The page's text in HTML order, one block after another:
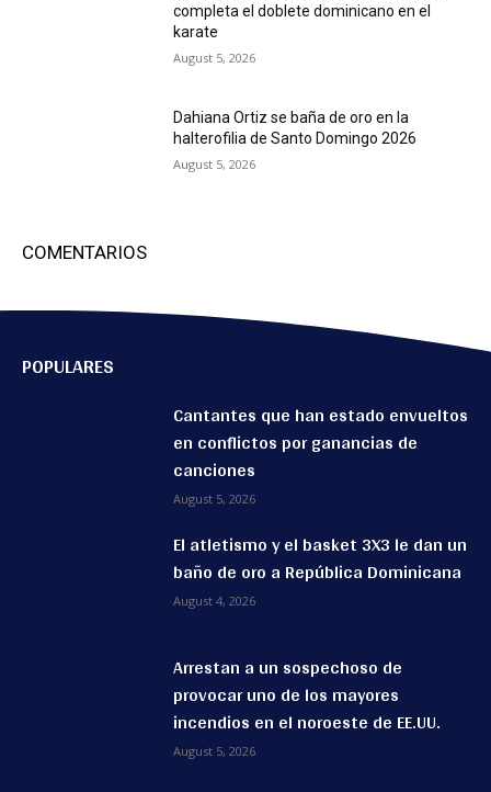
completa el doblete dominicano en el
karate
August 5, 2026
Dahiana Ortiz se baña de oro en la
halterofilia de Santo Domingo 2026
August 5, 2026
COMENTARIOS
POPULARES
Cantantes que han estado envueltos
en conflictos por ganancias de
canciones
August 5, 2026
El atletismo y el basket 3X3 le dan un
baño de oro a República Dominicana
August 4, 2026
Arrestan a un sospechoso de
provocar uno de los mayores
incendios en el noroeste de EE.UU.
August 5, 2026